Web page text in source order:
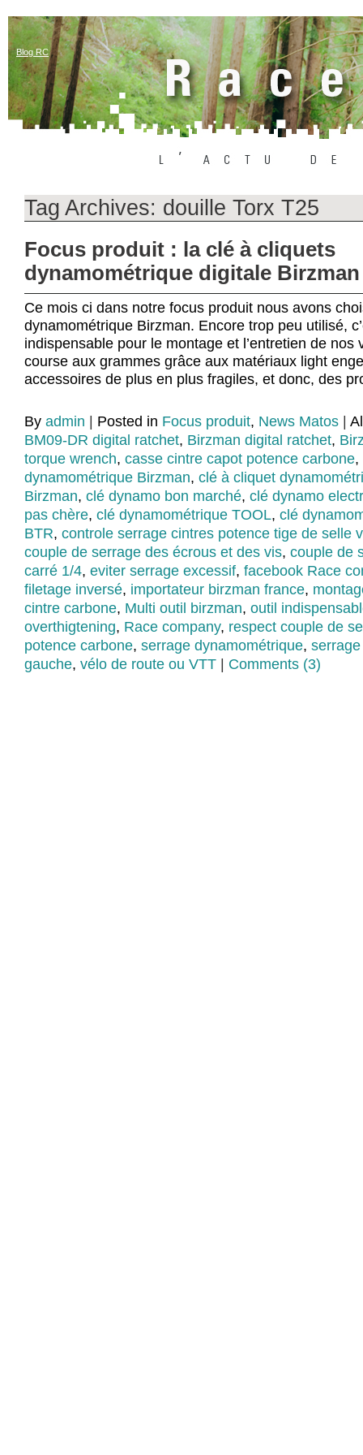
Blog RC
Tag Archives: douille Torx T25
Focus produit : la clé à cliquets
dynamométrique digitale Birzman
Ce mois ci dans notre focus produit nous avons
dynamométrique Birzman. Encore trop peu utilisé,
indispensable pour le montage et l’entretien de nos
course aux grammes grâce aux matériaux light
accessoires de plus en plus fragiles, et donc, des
By admin Posted in Focus produit, News Matos
BM09-DR digital ratchet, Birzman digital ratchet,
torque wrench, casse cintre capot potence carbone,
dynamométrique Birzman, clé à cliquet
Birzman, clé dynamo bon marché, clé dynamo
pas chère, clé dynamométrique TOOL, clé
BTR, controle serrage cintres potence tige de selle
couple de serrage des écrous et des vis, couple de
carré 1/4, eviter serrage excessif, facebook Race
filetage inversé, importateur birzman france,
cintre carbone, Multi outil birzman, outil
overthigtening, Race company, respect couple de
potence carbone, serrage dynamométrique,
gauche, vélo de route ou VTT Comments (3)